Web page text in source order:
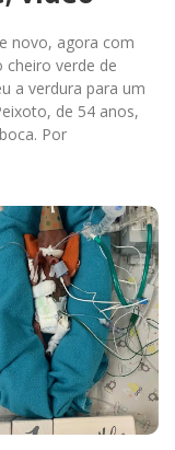
novo, agora com
verde de
a verdura para um
de 54 anos,
Por